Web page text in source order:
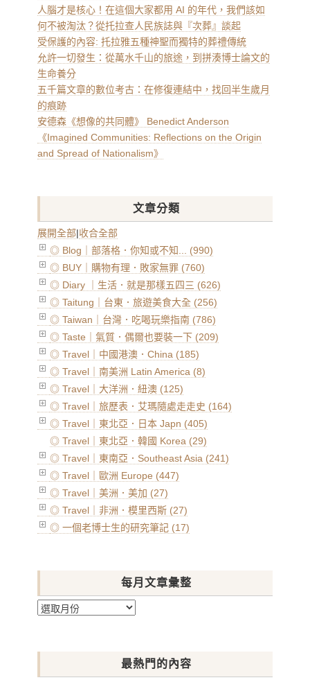
人腦才是核心！在這個大家都用 AI 的年代，我們該如
何不被淘汰？從托拉查人民族誌與『次葬』談起
受保護的內容: 托拉雅五種神聖而獨特的葬禮傳統
允許一切發生：從萬水千山的旅途，到拼湊博士論文的
生命養分
五千篇文章的數位考古：在修復連結中，找回半生歲月
的痕跡
安德森《想像的共同體》 Benedict Anderson
《Imagined Communities: Reflections on the Origin
and Spread of Nationalism》
文章分類
展開全部|收合全部
◎ Blog｜部落格．你知或不知... (990)
◎ BUY｜購物有理．敗家無罪 (760)
◎ Diary ｜生活．就是那樣五四三 (626)
◎ Taitung｜台東．旅遊美食大全 (256)
◎ Taiwan｜台灣．吃喝玩樂指南 (786)
◎ Taste｜氣質．偶爾也要裝一下 (209)
◎ Travel｜中國港澳．China (185)
◎ Travel｜南美洲 Latin America (8)
◎ Travel｜大洋洲．紐澳 (125)
◎ Travel｜旅歷表．艾瑪隨處走走史 (164)
◎ Travel｜東北亞．日本 Japn (405)
◎ Travel｜東北亞．韓國 Korea (29)
◎ Travel｜東南亞．Southeast Asia (241)
◎ Travel｜歐洲 Europe (447)
◎ Travel｜美洲．美加 (27)
◎ Travel｜非洲．模里西斯 (27)
◎ 一個老博士生的研究筆記 (17)
每月文章彙整
每
章
最熱門的內容